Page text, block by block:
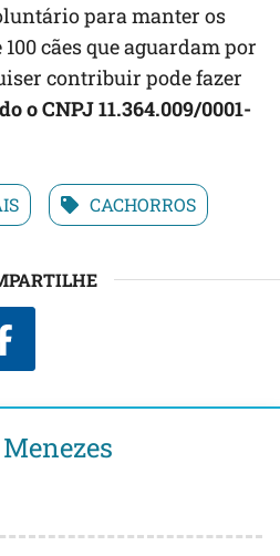
para manter os
cães que aguardam por
contribuir pode fazer
o CNPJ 11.364.009/0001-
CACHORROS